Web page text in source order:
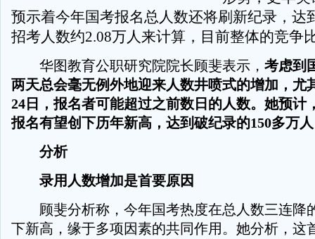
预示着今年国考报名总人数还将刷新纪录，达
招考人数约2.08万人来计算，目前整体的竞争
华图教育公职研究院院长顾斐表示， 考虑到
两天总会毫无例外地迎来人数井喷式的增加，尤
24日，报名者可能超过之前数日的人数。她预计
报名有望创下历年新高，达到破纪录的150多万
分析
录用人数增加是首要原因
顾斐分析称，今年国考热度在总人数三连降
下新高，缘于多项因素的共同作用。她分析，这